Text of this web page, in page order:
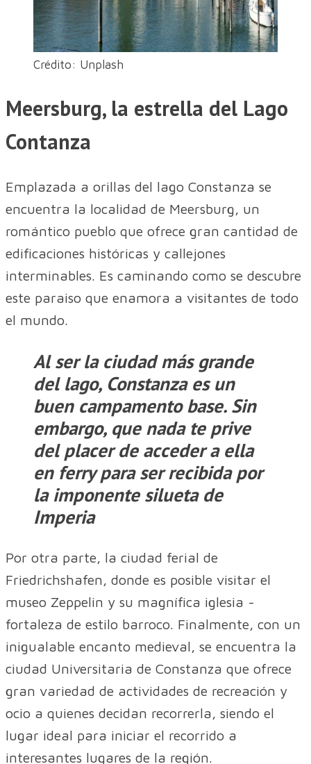
Crédito: Unplash
Meersburg, la estrella del Lago
Contanza
Emplazada a orillas del lago Constanza se
encuentra la localidad de Meersburg, un
romántico pueblo que ofrece gran cantidad de
edificaciones históricas y callejones
interminables. Es caminando como se descubre
este paraiso que enamora a visitantes de todo
el mundo.
Al ser la ciudad más grande
del lago, Constanza es un
buen campamento base. Sin
embargo, que nada te prive
del placer de acceder a ella
en ferry para ser recibida por
la imponente silueta de
Imperia
Por otra parte, la ciudad ferial de
Friedrichshafen, donde es posible visitar el
museo Zeppelin y su magnífica iglesia -
fortaleza de estilo barroco. Finalmente, con un
inigualable encanto medieval, se encuentra la
ciudad Universitaria de Constanza que ofrece
gran variedad de actividades de recreación y
ocio a quienes decidan recorrerla, siendo el
lugar ideal para iniciar el recorrido a
interesantes lugares de la región.